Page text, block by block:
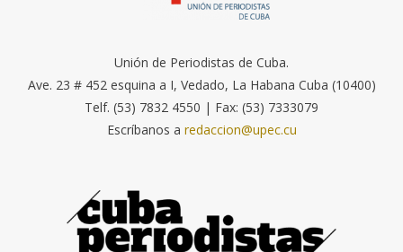
Unión de Periodistas de Cuba.
Ave. 23 # 452 esquina a I, Vedado, La Habana Cuba (10400)
Telf. (53) 7832 4550 | Fax: (53) 7333079
Escríbanos a redaccion@upec.cu